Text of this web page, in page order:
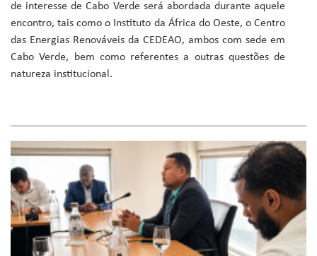
de interesse de Cabo Verde será abordada durante aquele
encontro, tais como o Instituto da África do Oeste, o Centro
das Energias Renováveis da CEDEAO, ambos com sede em
Cabo Verde, bem como referentes a outras questões de
natureza institucional.